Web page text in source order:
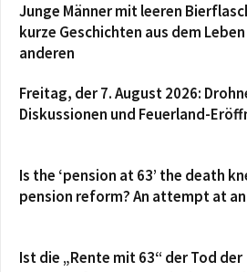
Junge Männer mit leeren
kurze Geschichten aus dem
anderen
Freitag, der 7. August 2026:
Diskussionen und Feuerland-
Is the ‘pension at 63’ the death
pension reform? An attempt at
Ist die „Rente mit 63“ der Tod der